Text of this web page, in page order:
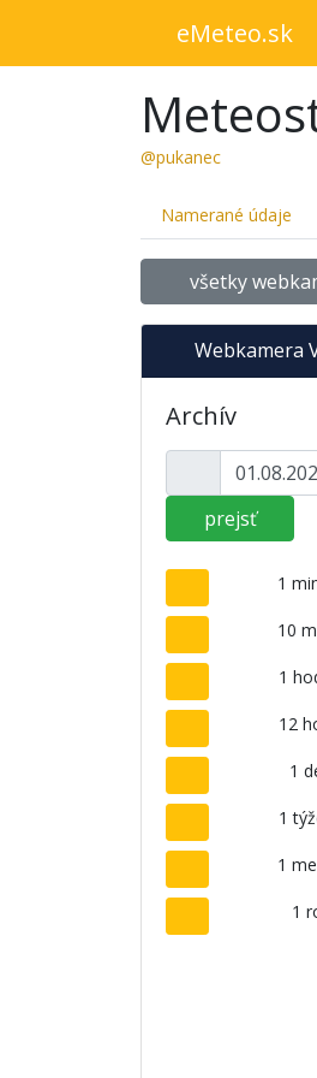
eMeteo.sk
@pukanec
Namerané údaje
všetky
Webkamera
Archív
prejsť
1
10
1
12
1
1
1
1